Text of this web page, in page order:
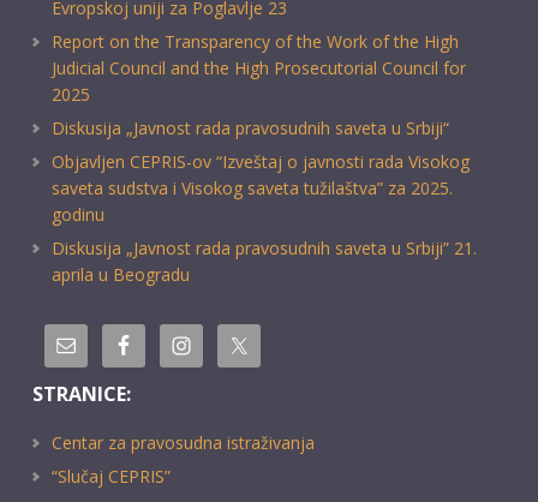
Evropskoj uniji za Poglavlje 23
Report on the Transparency of the Work of the High
Judicial Council and the High Prosecutorial Council for
2025
Diskusija „Javnost rada pravosudnih saveta u Srbiji“
Objavljen CEPRIS-ov “Izveštaj o javnosti rada Visokog
saveta sudstva i Visokog saveta tužilaštva” za 2025.
godinu
Diskusija „Javnost rada pravosudnih saveta u Srbiji” 21.
aprila u Beogradu
STRANICE:
Centar za pravosudna istraživanja
“Slučaj CEPRIS”